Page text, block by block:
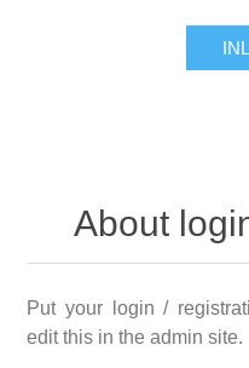
About
Put your login /
edit this in the admin site.